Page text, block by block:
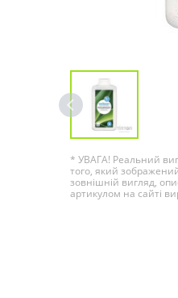
* УВАГА! Реальний
того, який
зовнішній вигляд,
артикулом на сайті